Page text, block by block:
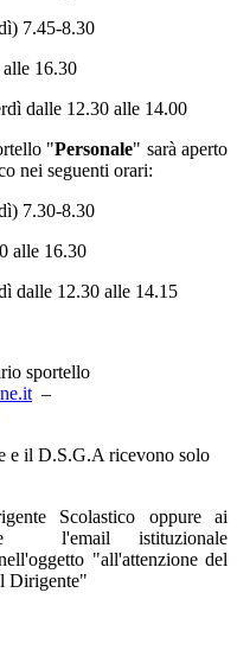
7.45-8.30
16.30
dalle 12.30 alle 14.00
"Personale" sarà aperto
nei seguenti orari:
7.30-8.30
alle 16.30
dalle 12.30 alle 14.15
sportello
–
e il D.S.G.A ricevono solo
Scolastico oppure ai
l'email istituzionale
"all'attenzione del
Dirigente"